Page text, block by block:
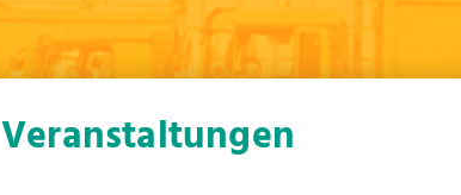
Veranstaltungen